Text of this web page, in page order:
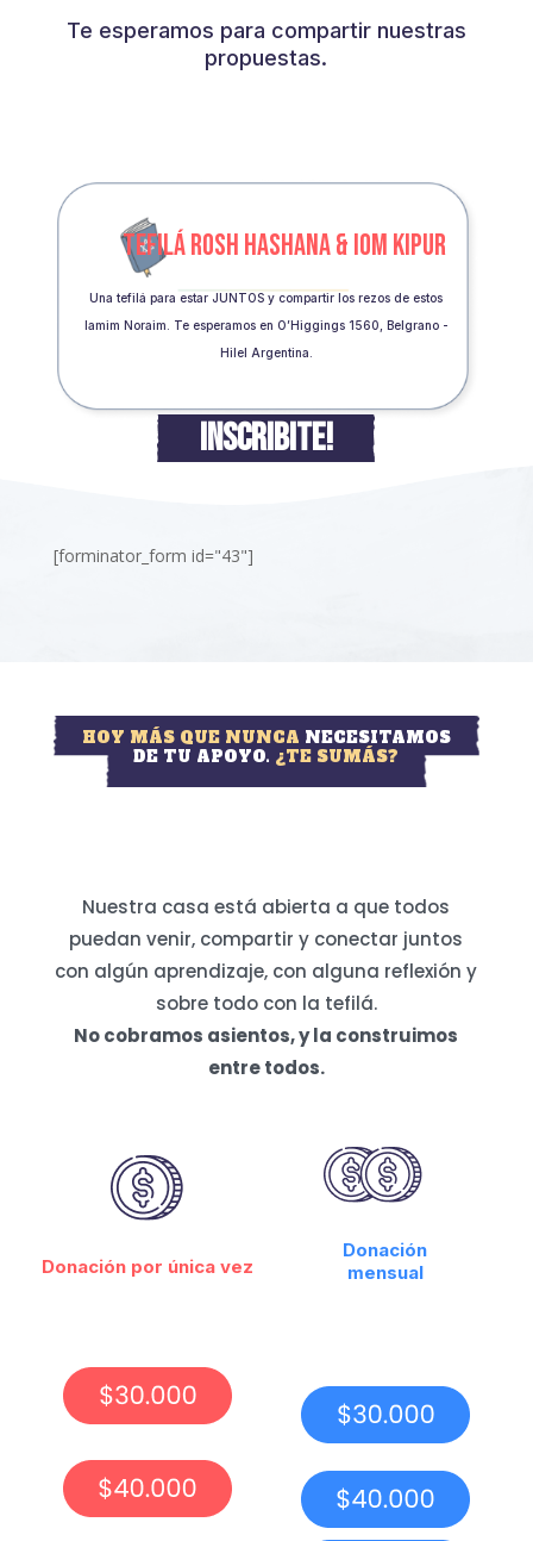
Te esperamos para compartir nuestras
propuestas.
TEFILÁ ROSH HASHANA & IOM KIPUR
Una tefilá para estar JUNTOS y compartir los rezos de estos
Iamim Noraim. Te esperamos en O’Higgings 1560, Belgrano -
Hilel Argentina.
INSCRIBITE!
[forminator_form id="43"]
HOY MÁS QUE NUNCA NECESITAMOS
DE TU APOYO. ¿TE SUMÁS?
Nuestra casa está abierta a que todos
puedan venir, compartir y conectar juntos
con algún aprendizaje, con alguna reflexión y
sobre todo con la tefilá.
No cobramos asientos, y la construimos
entre todos.
Donación por única vez
Donación
mensual